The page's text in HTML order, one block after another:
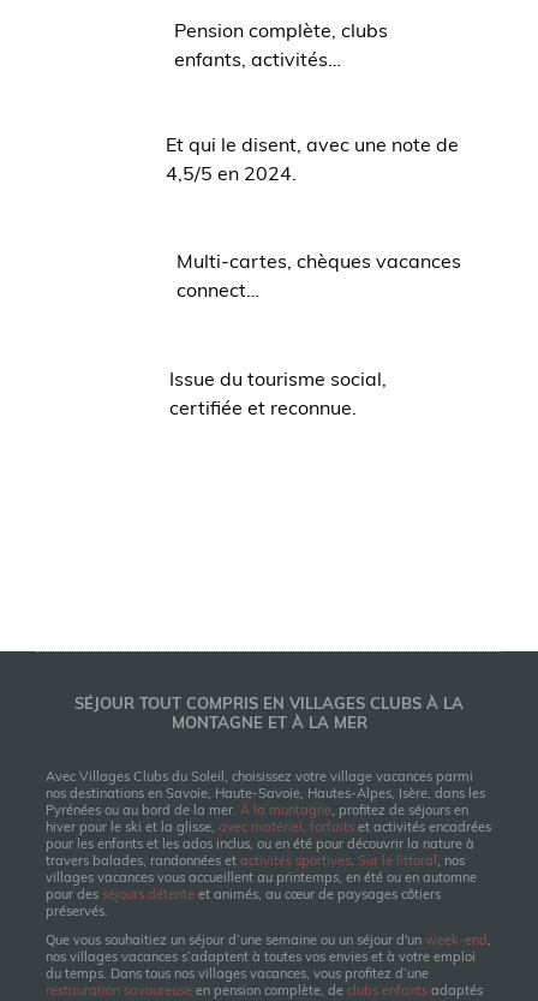
Pension complète, clubs
enfants, activités…
Et qui le disent, avec une note de
4,5/5 en 2024.
Multi-cartes, chèques vacances
connect…
Issue du tourisme social,
certifiée et reconnue.
SÉJOUR TOUT COMPRIS EN VILLAGES CLUBS À LA
MONTAGNE ET À LA MER
Avec Villages Clubs du Soleil, choisissez votre village vacances parmi
nos destinations en Savoie, Haute-Savoie, Hautes-Alpes, Isère, dans les
Pyrénées ou au bord de la mer. À la montagne, profitez de séjours en
hiver pour le ski et la glisse, avec matériel, forfaits et activités encadrées
pour les enfants et les ados inclus, ou en été pour découvrir la nature à
travers balades, randonnées et activités sportives. Sur le littoral , nos
villages vacances vous accueillent au printemps, en été ou en automne
pour des séjours détente et animés, au cœur de paysages côtiers
préservés.
Que vous souhaitiez un séjour d’une semaine ou un séjour d'un week-end ,
nos villages vacances s’adaptent à toutes vos envies et à votre emploi
du temps. Dans tous nos villages vacances, vous profitez d’une
restauration savoureuse en pension complète, de clubs enfants adaptés